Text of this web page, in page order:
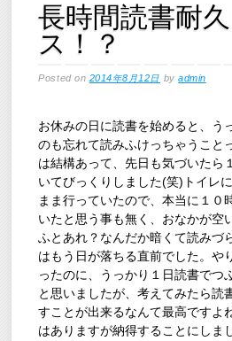
長時間読書耐
ス！？
Posted on 2014年8月12日 byadmin
お休みの日に読書を始めると、う
のも忘れて読みふけっちゃうこと
は結構あって、先日も気づいたら
いてびっくりしました(笑)トイレ
まま行っていたので、本当に１０
いたと思う事も無く、おなかが空
ふとあれ？なんだか暗くて読みづ
はもう日が落ちる直前でした。や
ったのに、うっかり１日読書でつ
と思いましたが、考えてみたら読
すことが出来るなんて最高ですよ
はありますが納得することにしま